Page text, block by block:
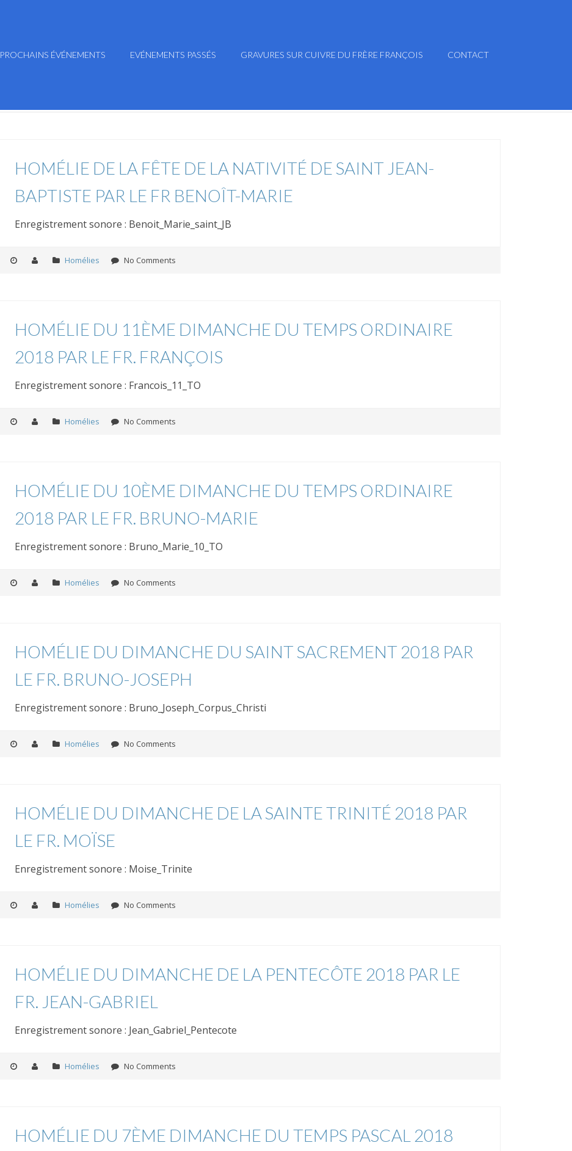
PROCHAINS ÉVÉNEMENTS EVÉNEMENTS PASSÉS GRAVURES SUR CUIVRE DU FRÈRE FRANÇOIS CONTACT
HOMÉLIE DE LA FÊTE DE LA NATIVITÉ DE SAINT JEAN-
BAPTISTE PAR LE FR BENOÎT-MARIE
Enregistrement sonore : Benoit_Marie_saint_JB
Homélies No Comments
HOMÉLIE DU 11ÈME DIMANCHE DU TEMPS ORDINAIRE
2018 PAR LE FR. FRANÇOIS
Enregistrement sonore : Francois_11_TO
Homélies No Comments
HOMÉLIE DU 10ÈME DIMANCHE DU TEMPS ORDINAIRE
2018 PAR LE FR. BRUNO-MARIE
Enregistrement sonore : Bruno_Marie_10_TO
Homélies No Comments
HOMÉLIE DU DIMANCHE DU SAINT SACREMENT 2018 PAR
LE FR. BRUNO-JOSEPH
Enregistrement sonore : Bruno_Joseph_Corpus_Christi
Homélies No Comments
HOMÉLIE DU DIMANCHE DE LA SAINTE TRINITÉ 2018 PAR
LE FR. MOÏSE
Enregistrement sonore : Moise_Trinite
Homélies No Comments
HOMÉLIE DU DIMANCHE DE LA PENTECÔTE 2018 PAR LE
FR. JEAN-GABRIEL
Enregistrement sonore : Jean_Gabriel_Pentecote
Homélies No Comments
HOMÉLIE DU 7ÈME DIMANCHE DU TEMPS PASCAL 2018